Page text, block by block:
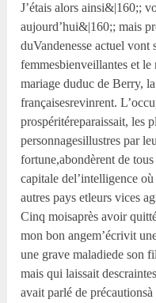
J’étais alors ainsi&|160;;
aujourd’hui&|160;; mais
duVandenesse actuel vont
femmesbienveillantes et
mariage duduc de Berry,
françaisesrevinrent.
prospéritéreparaissait, les
personnagesillustres par
fortune,abondèrent de
capitale del’intelligence
autres pays etleurs vices
Cinq moisaprès avoir
mon bon angem’écrivit
une grave maladiede son
mais qui laissait
avait parlé de